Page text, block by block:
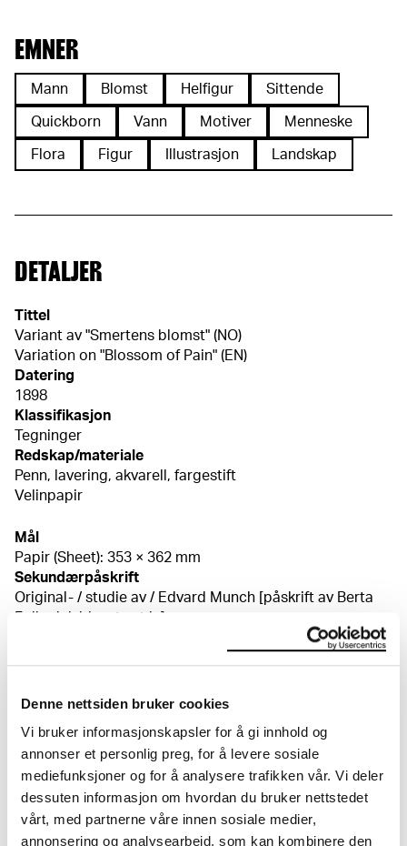
Denne nettsiden bruker cookies
Vi bruker informasjonskapsler for å gi innhold og
annonser et personlig preg, for å levere sosiale
mediefunksjoner og for å analysere trafikken vår. Vi deler
dessuten informasjon om hvordan du bruker nettstedet
vårt, med partnerne våre innen sosiale medier,
annonsering og analysearbeid, som kan kombinere den
EMNER
Mann Blomst Helfigur Sittende
Quickborn Vann Motiver Menneske
Flora Figur Illustrasjon Landskap
DETALJER
Tittel
Variant av "Smertens blomst" (NO)
Variation on "Blossom of Pain" (EN)
Datering
1898
Klassifikasjon
Tegninger
Redskap/materiale
Penn, lavering, akvarell, fargestift
Velinpapir
Mål
Papir (Sheet): 353 × 362 mm
Sekundærpåskrift
Original- / studie av / Edvard Munch [påskrift av Berta
Folkedal, blyant, n.t.h.]
Nergaard, Trygve, "Despair" i Edvard Munch: Symbols
Washington, 1978, ill. s. 132 Svenæus, Gösta, Im
männlichen Gehirn II, Lund 1973, ill. s. 109 (omtalt s. 202,
238 i bind I)
Om verkskatalogen